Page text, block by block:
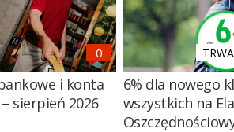
i konta
sierpień 2026
6% dla nowego
wszystkich na